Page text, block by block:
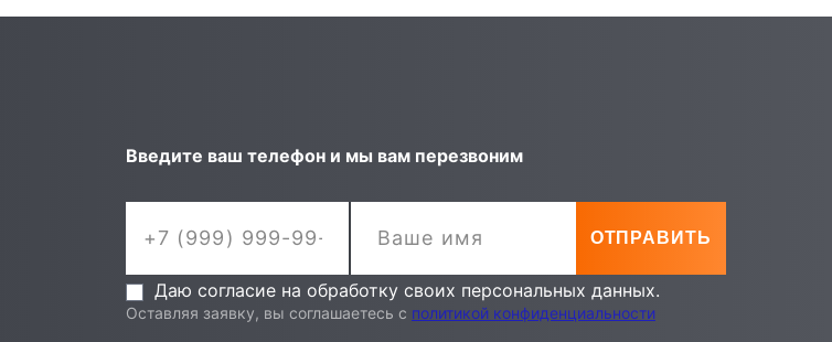
Введите ваш телефон и мы вам перезвоним
Даю согласие на обработку своих персональных данных.
Оставляя заявку, вы соглашаетесь с политикой конфиденциальности